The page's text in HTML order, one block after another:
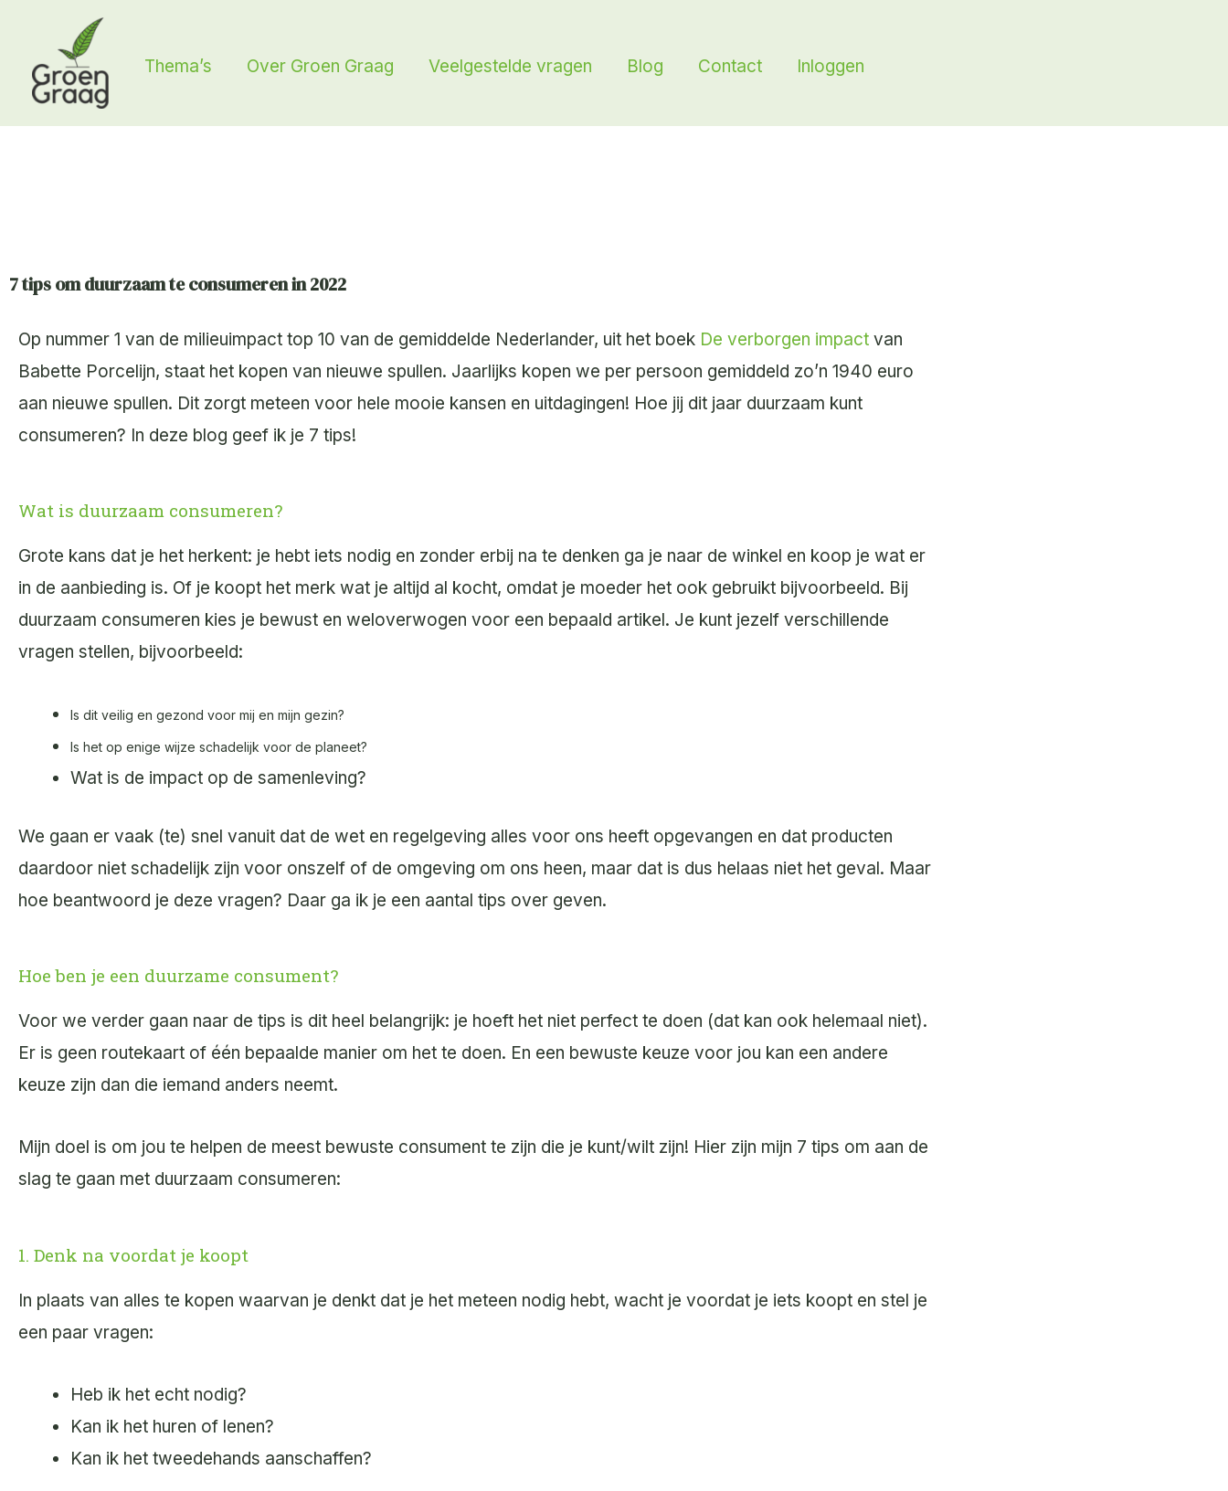
inhoud
Thema’s Over Groen Graag Veelgestelde vragen Blog Contact Inloggen
7 tips om duurzaam te consumeren in 2022
Op nummer 1 van de milieuimpact top 10 van de gemiddelde Nederlander, uit het boek De verborgen impact van
Babette Porcelijn, staat het kopen van nieuwe spullen. Jaarlijks kopen we per persoon gemiddeld zo’n 1940 euro
aan nieuwe spullen. Dit zorgt meteen voor hele mooie kansen en uitdagingen! Hoe jij dit jaar duurzaam kunt
consumeren? In deze blog geef ik je 7 tips!
Wat is duurzaam consumeren?
Grote kans dat je het herkent: je hebt iets nodig en zonder erbij na te denken ga je naar de winkel en koop je wat er
in de aanbieding is. Of je koopt het merk wat je altijd al kocht, omdat je moeder het ook gebruikt bijvoorbeeld. Bij
duurzaam consumeren kies je bewust en weloverwogen voor een bepaald artikel. Je kunt jezelf verschillende
vragen stellen, bijvoorbeeld:
Is dit veilig en gezond voor mij en mijn gezin?
Is het op enige wijze schadelijk voor de planeet?
Wat is de impact op de samenleving?
We gaan er vaak (te) snel vanuit dat de wet en regelgeving alles voor ons heeft opgevangen en dat producten
daardoor niet schadelijk zijn voor onszelf of de omgeving om ons heen, maar dat is dus helaas niet het geval. Maar
hoe beantwoord je deze vragen? Daar ga ik je een aantal tips over geven.
Hoe ben je een duurzame consument?
Voor we verder gaan naar de tips is dit heel belangrijk: je hoeft het niet perfect te doen (dat kan ook helemaal niet).
Er is geen routekaart of één bepaalde manier om het te doen. En een bewuste keuze voor jou kan een andere
keuze zijn dan die iemand anders neemt.
Mijn doel is om jou te helpen de meest bewuste consument te zijn die je kunt/wilt zijn! Hier zijn mijn 7 tips om aan de
slag te gaan met duurzaam consumeren:
1. Denk na voordat je koopt
In plaats van alles te kopen waarvan je denkt dat je het meteen nodig hebt, wacht je voordat je iets koopt en stel je
een paar vragen:
Heb ik het echt nodig?
Kan ik het huren of lenen?
Kan ik het tweedehands aanschaffen?